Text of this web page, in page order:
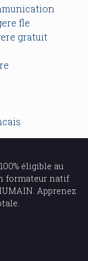
fle
gratuit
100% éligible au
formateur natif
Apprenez